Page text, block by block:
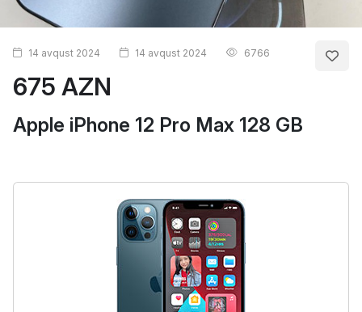
675 AZN
Apple iPhone 12 Pro Max 128 GB
14 avqust 2024 14 avqust 2024 6766